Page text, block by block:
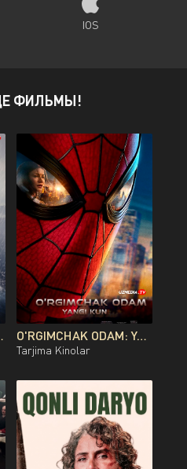
IOS
ФИЛЬМЫ!
FULL HD TAS-IX SKACHAT O'RGIMCHAK ODAM: YANGI KUN PREMYERA UZBEK TILIDA O'ZBEKCHA 2026 TARJIMA KINO FULL HD TAS-IX SKACHAT
Tarjima Kinolar